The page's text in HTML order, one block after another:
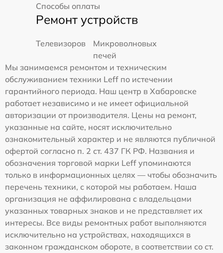
Способы оплаты
Ремонт устройств
Телевизоров
Микроволновых
печей
Мы занимаемся ремонтом и техническим
обслуживанием техники Leff по истечении
гарантийного периода. Наш центр в Хабаровске
работает независимо и не имеет официальной
авторизации от производителя. Цены на ремонт,
указанные на сайте, носят исключительно
ознакомительный характер и не являются публичной
офертой согласно п. 2 ст. 437 ГК РФ. Названия и
обозначения торговой марки Leff упоминаются
только в информационных целях — чтобы обозначить
перечень техники, с которой мы работаем. Наша
организация не аффилирована с владельцами
указанных товарных знаков и не представляет их
интересы. Все виды ремонтных работ выполняются
исключительно на устройствах, находящихся в
законном гражданском обороте, в соответствии со ст.